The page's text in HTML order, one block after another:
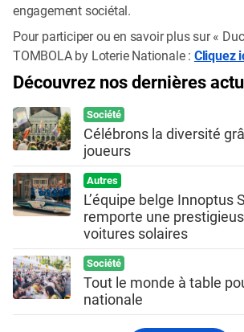
engagement sociétal.
Pour participer ou en savoir plus sur «
TOMBOLA by Loterie Nationale : Cliquez
Découvrez nos dernières
Société
Célébrons la diversité
joueurs
Autres
L’équipe belge Innoptus
remporte une
voitures solaires
Société
Tout le monde à table
nationale